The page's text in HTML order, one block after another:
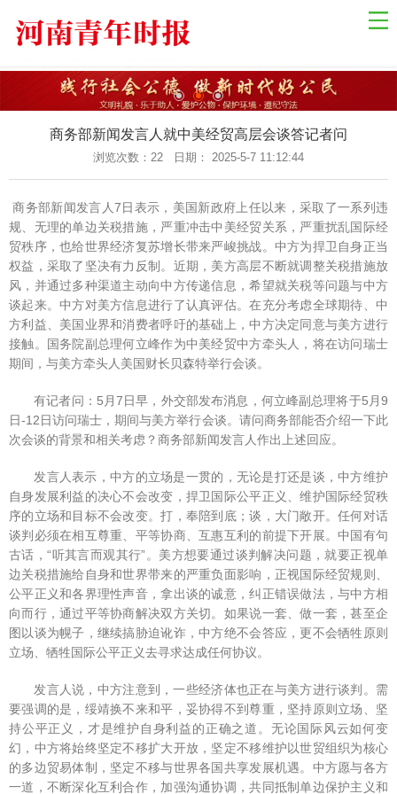
网站导航
国际资讯
国内新闻
金融观察
关于我们
联系我们
健康教育
自然生态
广告服务
返回首页
商务部新闻发言人就中美经贸高层会谈答记者问
浏览次数： 22 日期： 2025-5-7 11:12:44
商务部新闻发言人7日表示，美国新政府上任以来，采取了一系列违
规、无理的单边关税措施，严重冲击中美经贸关系，严重扰乱国际经
贸秩序，也给世界经济复苏增长带来严峻挑战。中方为捍卫自身正当
权益，采取了坚决有力反制。近期，美方高层不断就调整关税措施放
风，并通过多种渠道主动向中方传递信息，希望就关税等问题与中方
谈起来。中方对美方信息进行了认真评估。在充分考虑全球期待、中
方利益、美国业界和消费者呼吁的基础上，中方决定同意与美方进行
接触。国务院副总理何立峰作为中美经贸中方牵头人，将在访问瑞士
期间，与美方牵头人美国财长贝森特举行会谈。
有记者问：5月7日早，外交部发布消息，何立峰副总理将于5月9
日-12日访问瑞士，期间与美方举行会谈。请问商务部能否介绍一下此
次会谈的背景和相关考虑？商务部新闻发言人作出上述回应。
发言人表示，中方的立场是一贯的，无论是打还是谈，中方维护
自身发展利益的决心不会改变，捍卫国际公平正义、维护国际经贸秩
序的立场和目标不会改变。打，奉陪到底；谈，大门敞开。任何对话
谈判必须在相互尊重、平等协商、互惠互利的前提下开展。中国有句
古话，“听其言而观其行”。美方想要通过谈判解决问题，就要正视单
边关税措施给自身和世界带来的严重负面影响，正视国际经贸规则、
公平正义和各界理性声音，拿出谈的诚意，纠正错误做法，与中方相
向而行，通过平等协商解决双方关切。如果说一套、做一套，甚至企
图以谈为幌子，继续搞胁迫讹诈，中方绝不会答应，更不会牺牲原则
立场、牺牲国际公平正义去寻求达成任何协议。
发言人说，中方注意到，一些经济体也正在与美方进行谈判。需
要强调的是，绥靖换不来和平，妥协得不到尊重，坚持原则立场、坚
持公平正义，才是维护自身利益的正确之道。无论国际风云如何变
幻，中方将始终坚定不移扩大开放，坚定不移维护以世贸组织为核心
的多边贸易体制，坚定不移与世界各国共享发展机遇。中方愿与各方
一道，不断深化互利合作，加强沟通协调，共同抵制单边保护主义和